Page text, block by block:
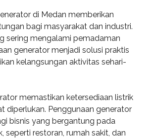
di Medan memberikan
bagi masyarakat dan industri.
sering mengalami pemadaman
generator menjadi solusi praktis
kelangsungan aktivitas sehari-
memastikan ketersediaan listrik
diperlukan. Penggunaan generator
bisnis yang bergantung pada
seperti restoran, rumah sakit, dan